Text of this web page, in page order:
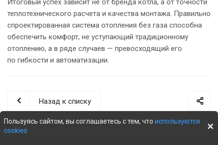
Итоговый успех зависит не от бренда котла, а от точности
теплотехнического расчета и качества монтажа. Правильно
спроектированная система отопления без газа способна
обеспечить комфорт, не уступающий традиционному
отоплению, а в ряде случаев — превосходящий его
по гибкости и автоматизации.
Назад к списку
Пользуясь сайтом, вы соглашаетесь с тем, что используются
cookies